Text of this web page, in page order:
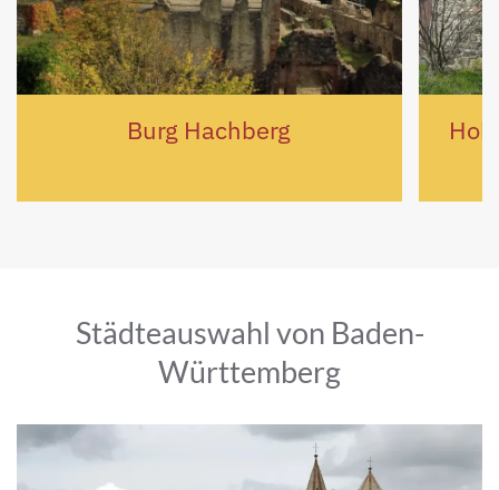
Burg Hachberg
Städteauswahl von Baden-
Württemberg